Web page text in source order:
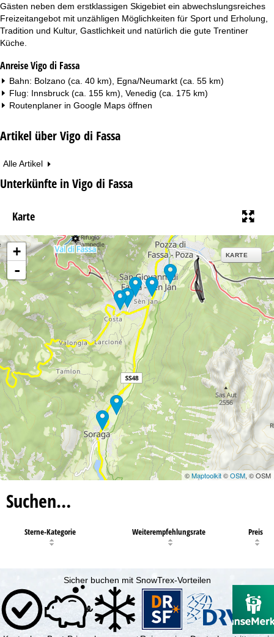
Gästen neben dem erstklassigen Skigebiet ein abwechslungsreiches
Freizeitangebot mit unzähligen Möglichkeiten für Sport und Erholung,
Tradition und Kultur, Gastlichkeit und natürlich die gute Trentiner
Küche.
Anreise Vigo di Fassa
Bahn: Bolzano (ca. 40 km), Egna/Neumarkt (ca. 55 km)
Flug: Innsbruck (ca. 155 km), Venedig (ca. 175 km)
Routenplaner in Google Maps öffnen
Artikel über Vigo di Fassa
Alle Artikel
Unterkünfte in Vigo di Fassa
Karte
+
-
KARTE
©Maptoolkit©OSM, © OSM
Suchen…
Sterne-Kategorie Weiterempfehlungsrate Preis
Sicher buchen mit SnowTrex-Vorteilen